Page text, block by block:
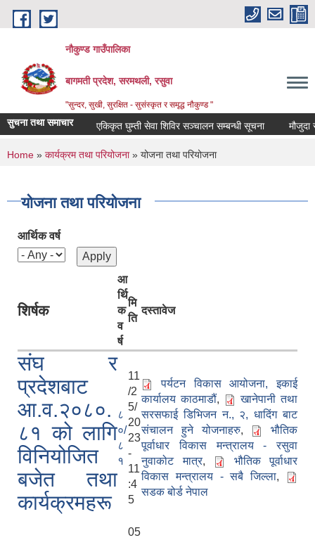
Skip to main content
नौकुण्ड गाउँपालिका
बागमती प्रदेश, सरमथली, रसुवा
"सुन्दर, सुखी, सुरक्षित - सुसंस्कृत र समृद्ध नौकुण्ड "
सुचना तथा समाचार एकिकृत घुम्ती सेवा शिविर सञ्‍चालन सम्बन्धी सूचना मौजुदा
You are here
Home » कार्यक्रम तथा परियोजना» योजना तथा परियोजना
योजना तथा परियोजना
आर्थिक वर्ष
शिर्षक
आ
र्थि
क
व
र्ष
मि
ति
दस्तावेज
संघ र
प्रदेशबाट
आ.व.२०८०.
८१ को लागि
विनियोजित
बजेत तथा
कार्यक्रमहरू
८
०/
८
१
11
/2
5/
20
23
-
11
:4
5
पर्यटन विकास आयोजना, इकाई
कार्यालय काठमाडौं,
खानेपानी तथा
सरसफाई डिभिजन न., २, धादिंग बाट
संचालन हुने योजनाहरु,
भौतिक
पूर्वाधार विकास मन्त्रालय - रसुवा
नुवाकोट मात्र,
भौतिक पूर्वाधार
विकास मन्त्रालय - सबै जिल्ला,
सडक बोर्ड नेपाल
05